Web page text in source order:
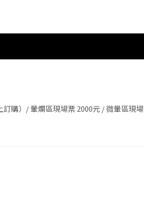
購）/ 暈爛區現場票 2000元 / 微暈區現場